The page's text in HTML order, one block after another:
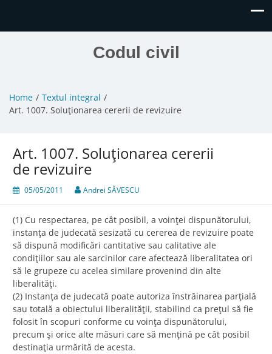
Codul civil
Home
Textul integral
Art. 1007. Soluţionarea cererii de revizuire
Art. 1007. Soluţionarea cererii
de revizuire
05/05/2011 Andrei SĂVESCU
(1) Cu respectarea, pe cât posibil, a voinţei dispunătorului,
instanţa de judecată sesizată cu cererea de revizuire poate
să dispună modificări cantitative sau calitative ale
condiţiilor sau ale sarcinilor care afectează liberalitatea ori
să le grupeze cu acelea similare provenind din alte
liberalităţi.
(2) Instanţa de judecată poate autoriza înstrăinarea parţială
sau totală a obiectului liberalităţii, stabilind ca preţul să fie
folosit în scopuri conforme cu voinţa dispunătorului,
precum şi orice alte măsuri care să menţină pe cât posibil
destinaţia urmărită de acesta.